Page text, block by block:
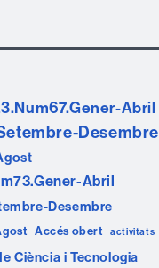
Abril
Desembre
Abril
Desembre
Accés obert activitats
Ciència i Tecnologia